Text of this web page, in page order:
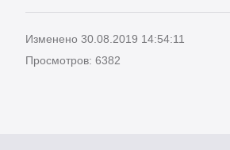
Изменено 30.08.2019 14:54:11
Просмотров: 6382